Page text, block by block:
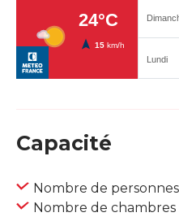
Capacité
Nombre de personnes
Nombre de chambres